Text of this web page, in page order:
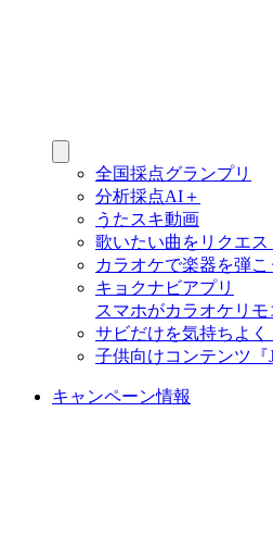
全国採点グランプリ
分析採点AI＋
うたスキ動画
歌いたい曲をリクエス
カラオケで楽器を弾こ
キョクナビアプリ
スマホがカラオケリモ
サビだけを気持ちよく
子供向けコンテンツ『
キャンペーン情報